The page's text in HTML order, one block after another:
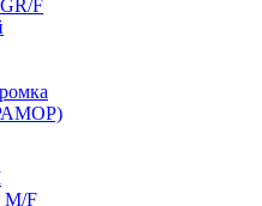
F
M/F